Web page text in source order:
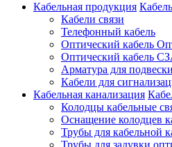
Кабельная продукция
Кабели связи
Телефонный кабель
Оптический кабель
Оптический кабель
Арматура для
Кабели для
Кабельная канализация
Колодцы кабельные
Оснащение колодцев
Трубы для кабельной
Трубы для задувки